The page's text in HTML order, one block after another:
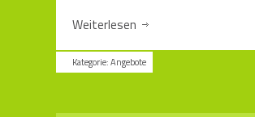
Weiterlesen
Kategorie:Angebote